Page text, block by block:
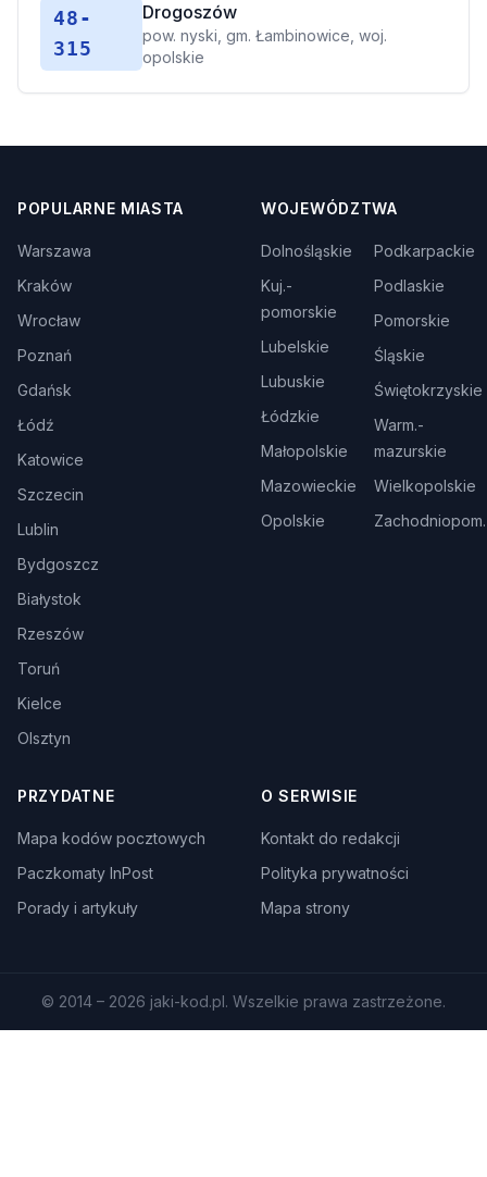
48-
315
Drogoszów
pow. nyski, gm. Łambinowice, woj.
opolskie
POPULARNE MIASTA
Warszawa
Kraków
Wrocław
Poznań
Gdańsk
Łódź
Katowice
Szczecin
Lublin
Bydgoszcz
Białystok
Rzeszów
Toruń
Kielce
Olsztyn
WOJEWÓDZTWA
Dolnośląskie
Kuj.-
pomorskie
Lubelskie
Lubuskie
Łódzkie
Małopolskie
Mazowieckie
Opolskie
Podkarpackie
Podlaskie
Pomorskie
Śląskie
Świętokrzyskie
Warm.-
mazurskie
Wielkopolskie
Zachodniopom.
PRZYDATNE
Mapa kodów pocztowych
Paczkomaty InPost
Porady i artykuły
O SERWISIE
Kontakt do redakcji
Polityka prywatności
Mapa strony
© 2014 – 2026 jaki-kod.pl. Wszelkie prawa zastrzeżone.